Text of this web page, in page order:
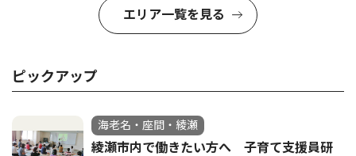
エリア一覧を見る
ピックアップ
海老名・座間・綾瀬
綾瀬市内で働きたい方へ 子育て支援員研